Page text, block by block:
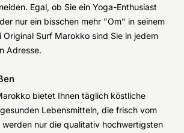
Egal, ob Sie ein Yoga-Enthusiast
nur ein bisschen mehr "Om" in seinem
Original Surf Marokko sind Sie in jedem
Adresse.
bietet Ihnen täglich köstliche
Lebensmitteln, die frisch vom
werden nur die qualitativ hochwertigsten